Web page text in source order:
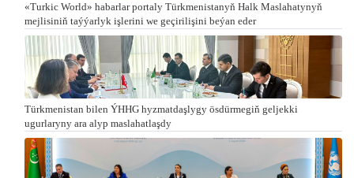
«Turkic World» habarlar portaly Türkmenistanyň Halk Maslahatynyň
mejlisiniň taýýarlyk işlerini we geçirilişini beýan eder
Türkmenistan bilen ÝHHG hyzmatdaşlygy ösdürmegiň geljekki
ugurlaryny ara alyp maslahatlaşdy